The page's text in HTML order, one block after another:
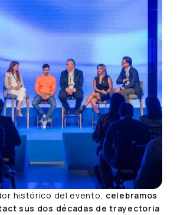
histórico del evento, celebramos
sus dos décadas de trayectoria